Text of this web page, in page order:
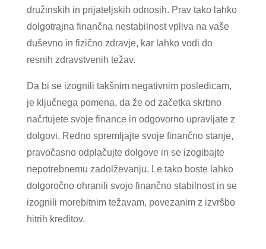
družinskih in prijateljskih odnosih. Prav tako lahko
dolgotrajna finančna nestabilnost vpliva na vaše
duševno in fizično zdravje, kar lahko vodi do
resnih zdravstvenih težav.
Da bi se izognili takšnim negativnim posledicam,
je ključnega pomena, da že od začetka skrbno
načrtujete svoje finance in odgovorno upravljate z
dolgovi. Redno spremljajte svoje finančno stanje,
pravočasno odplačujte dolgove in se izogibajte
nepotrebnemu zadolževanju. Le tako boste lahko
dolgoročno ohranili svojo finančno stabilnost in se
izognili morebitnim težavam, povezanim z izvršbo
hitrih kreditov.